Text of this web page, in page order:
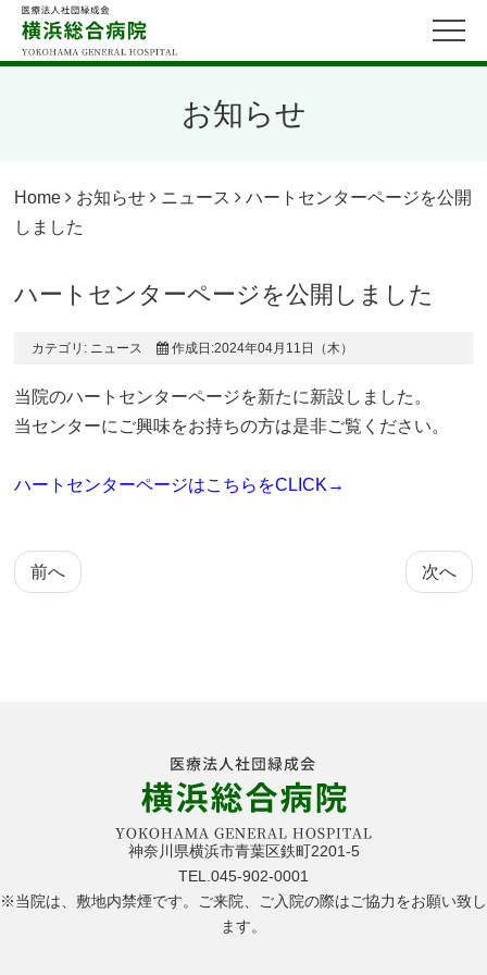
お知らせ
Home お知らせ ニュース
ハートセンターページを公開
しました
ハートセンターページを公開しました
カテゴリ: ニュース 作成日:2024年04月11日（木）
当院のハートセンターページを新たに新設しました。
当センターにご興味をお持ちの方は是非ご覧ください。
ハートセンターページはこちらをCLICK→
前へ 次へ
神奈川県横浜市青葉区鉄町2201-5
TEL.045-902-0001
※当院は、敷地内禁煙です。ご来院、ご入院の際はご協力をお願い致し
ます。